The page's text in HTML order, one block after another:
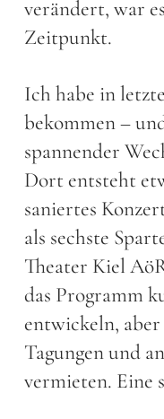
verändert, war
Zeitpunkt.
Ich habe in
bekommen –
spannender
Dort entsteht
saniertes
als sechste
Theater Kiel
das Programm
entwickeln,
Tagungen und
vermieten. Eine